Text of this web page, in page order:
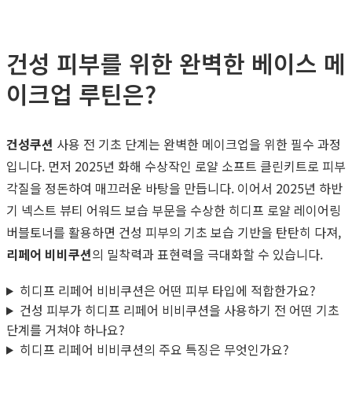
건성 피부를 위한 완벽한 베이스 메
이크업 루틴은?
건성쿠션 사용 전 기초 단계는 완벽한 메이크업을 위한 필수 과정
입니다. 먼저 2025년 화해 수상작인 로얄 소프트 클린키트로 피부
각질을 정돈하여 매끄러운 바탕을 만듭니다. 이어서 2025년 하반
기 넥스트 뷰티 어워드 보습 부문을 수상한 히디프 로얄 레이어링
버블토너를 활용하면 건성 피부의 기초 보습 기반을 탄탄히 다져,
리페어 비비쿠션의 밀착력과 표현력을 극대화할 수 있습니다.
히디프 리페어 비비쿠션은 어떤 피부 타입에 적합한가요?
건성 피부가 히디프 리페어 비비쿠션을 사용하기 전 어떤 기초
단계를 거쳐야 하나요?
히디프 리페어 비비쿠션의 주요 특징은 무엇인가요?